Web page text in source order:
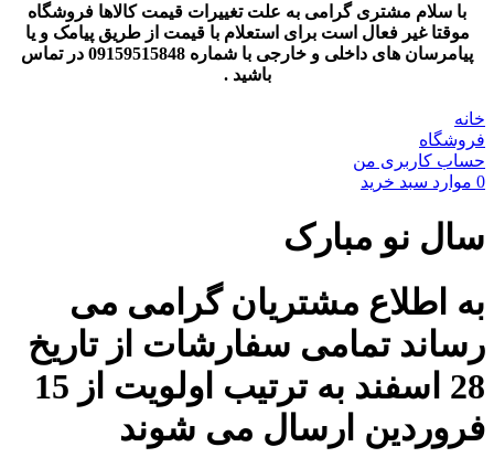
با سلام مشتری گرامی به علت تغییرات قیمت کالاها فروشگاه
موقتا غیر فعال است برای استعلام با قیمت از طریق پیامک و یا
پیامرسان های داخلی و خارجی با شماره 09159515848 در تماس
باشید .
خانه
فروشگاه
حساب کاربری من
0 موارد سبد خرید
سال نو مبارک
به اطلاع مشتریان گرامی می
رساند تمامی سفارشات از تاریخ
28 اسفند به ترتیب اولویت از 15
فروردین ارسال می شوند